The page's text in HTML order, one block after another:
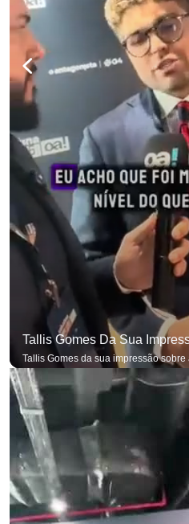
Tallis Gomes Da Sua